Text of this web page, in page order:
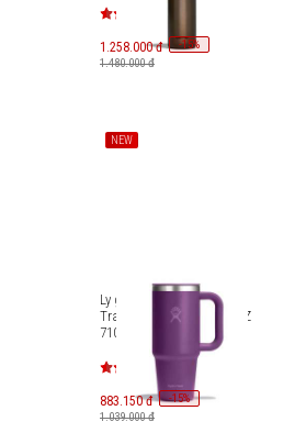
1.258.000 đ -15%
1.480.000 đ
NEW
Ly giữ nhiệt Hydro Flask
Travel Tumbler Mug 24 OZ
710ml TT24CPC
883.150 đ -15%
1.039.000 đ